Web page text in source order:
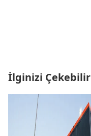
İlginizi Çekebilir